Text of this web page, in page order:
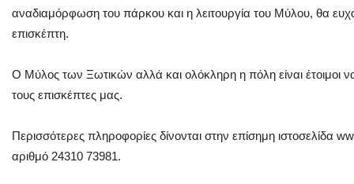
αναδιαμόρφωση του πάρκου και η λειτουργία του Μύλου, θα
επισκέπτη.
Ο Μύλος των Ξωτικών αλλά και ολόκληρη η πόλη είναι έτοιμοι
τους επισκέπτες μας.
Περισσότερες πληροφορίες δίνονται στην επίσημη ιστοσελίδα
αριθμό 24310 73981.